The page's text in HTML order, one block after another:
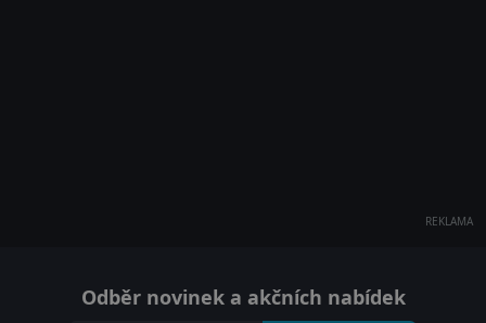
REKLAMA
Odběr novinek a akčních nabídek